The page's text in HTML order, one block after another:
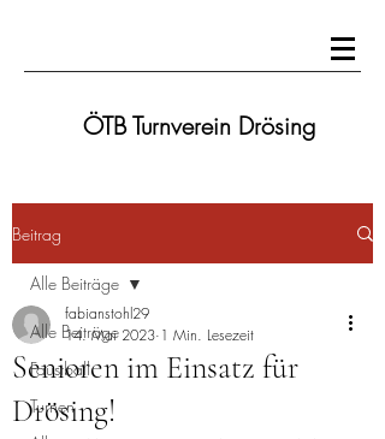
ÖTB Turnverein Drösing
Beitrag
Alle Beiträge
Faustball
Turnen
Alle Beiträge
Senioren im Einsatz für
Drösing!
fabianstohl29
14. Mai 2023 1 Min. Lesezeit